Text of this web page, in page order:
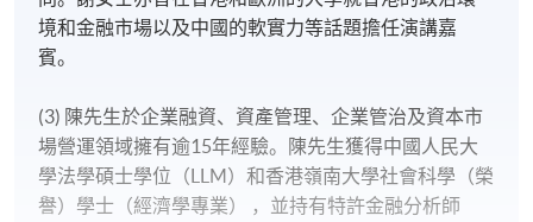
境和金融市場以及中國的軟實力等話題擔任演講嘉
賓。
(3) 陳先生於企業融資、資產管理、企業管治及資本市
場營運領域擁有逾15年經驗。陳先生獲得中國人民大
學法學碩士學位（LLM）和香港嶺南大學社會科學（榮
譽）學士（經濟學專業） ，並持有特許金融分析師